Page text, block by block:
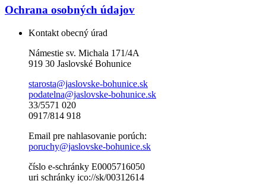
Ochrana osobných údajov
Kontakt obecný úrad
Námestie sv. Michala 171/4A
919 30 Jaslovské Bohunice
starosta@jaslovske-bohunice.sk
podatelna@jaslovske-bohunice.sk
33/5571 020
0917/814 918
Email pre nahlasovanie porúch:
poruchy@jaslovske-bohunice.sk
číslo e-schránky E0005716050
uri schránky ico://sk/00312614